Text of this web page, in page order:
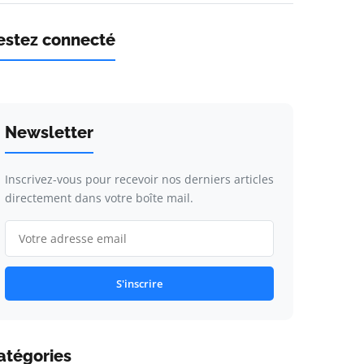
connecté
Newsletter
Inscrivez-vous pour recevoir nos derniers articles
directement dans votre boîte mail.
S'inscrire